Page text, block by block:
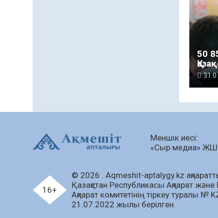
50
Меншік иесі:
«Сыр медиа»
16+
© 2026 . Аqmeshit-aptalygy.kz
Қазақстан Республикасы Ақпарат
Ақпарат комитетінің тіркеу туралы №
21.07.2022 жылы берілген.